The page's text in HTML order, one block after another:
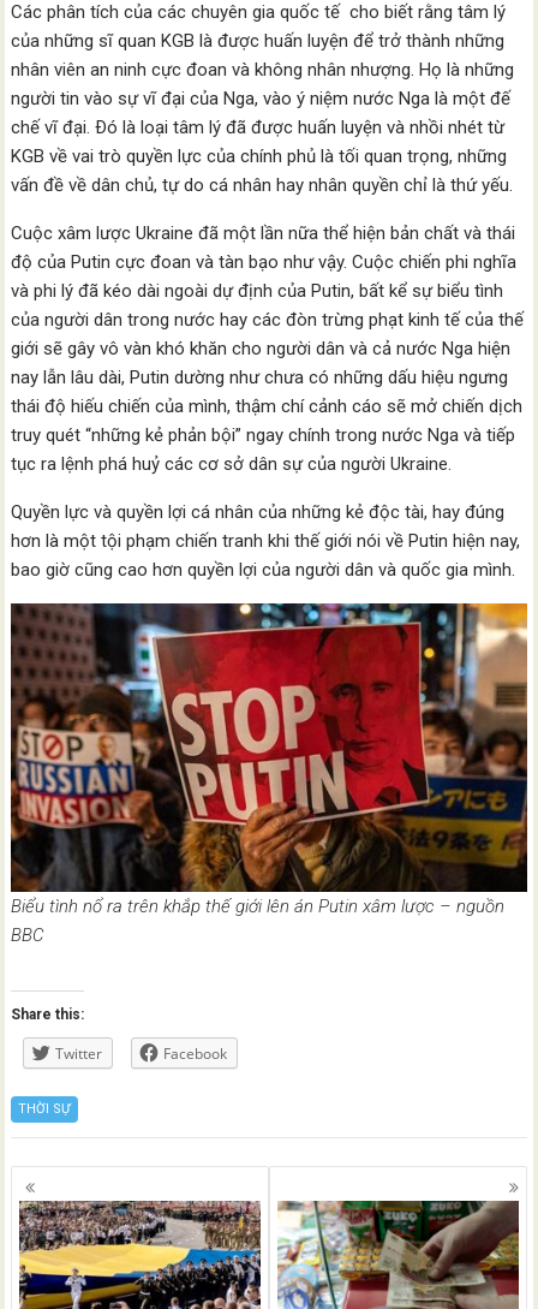
Các phân tích của các chuyên gia quốc tế cho biết rằng tâm lý
của những sĩ quan KGB là được huấn luyện để trở thành những
nhân viên an ninh cực đoan và không nhân nhượng. Họ là những
người tin vào sự vĩ đại của Nga, vào ý niệm nước Nga là một đế
chế vĩ đại. Ðó là loại tâm lý đã được huấn luyện và nhồi nhét từ
KGB về vai trò quyền lực của chính phủ là tối quan trọng, những
vấn đề về dân chủ, tự do cá nhân hay nhân quyền chỉ là thứ yếu.
Cuộc xâm lược Ukraine đã một lần nữa thể hiện bản chất và thái
độ của Putin cực đoan và tàn bạo như vậy. Cuộc chiến phi nghĩa
và phi lý đã kéo dài ngoài dự định của Putin, bất kể sự biểu tình
của người dân trong nước hay các đòn trừng phạt kinh tế của thế
giới sẽ gây vô vàn khó khăn cho người dân và cả nước Nga hiện
nay lẫn lâu dài, Putin dường như chưa có những dấu hiệu ngưng
thái độ hiếu chiến của mình, thậm chí cảnh cáo sẽ mở chiến dịch
truy quét “những kẻ phản bội” ngay chính trong nước Nga và tiếp
tục ra lệnh phá huỷ các cơ sở dân sự của người Ukraine.
Quyền lực và quyền lợi cá nhân của những kẻ độc tài, hay đúng
hơn là một tội phạm chiến tranh khi thế giới nói về Putin hiện nay,
bao giờ cũng cao hơn quyền lợi của người dân và quốc gia mình.
Biểu tình nổ ra trên khắp thế giới lên án Putin xâm lược – nguồn
BBC
Share this:
Twitter Facebook
THỜI SỰ
Posts
navigation